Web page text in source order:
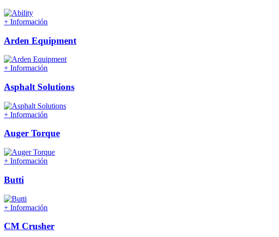
+ Información
Arden Equipment
+ Información
Asphalt Solutions
+ Información
Auger Torque
+ Información
Butti
+ Información
CM Crusher